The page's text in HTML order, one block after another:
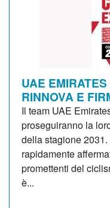
UAE
RINNOVA E
Il team UAE
proseguiranno la
della stagione
rapidamente
promettenti del
è...